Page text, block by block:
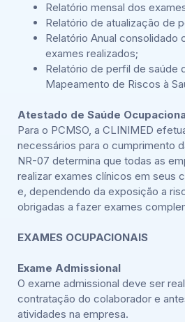
Relatório mensal dos
Relatório de atualização de
Relatório Anual consolidado
exames realizados;
Relatório de perfil de saúde
Mapeamento de Riscos à
Atestado de Saúde
Para o PCMSO, a CLINIMED
necessários para o cumprimento
NR-07 determina que todas as
realizar exames clínicos em seus
e, dependendo da exposição a
obrigadas a fazer exames
EXAMES OCUPACIONAIS
Exame Admissional
O exame admissional deve ser
contratação do colaborador e
atividades na empresa.